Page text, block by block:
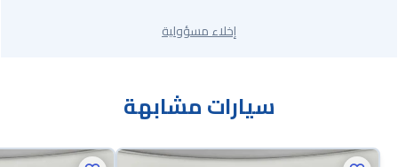
إخلاء مسؤولية
سيارات مشابهة